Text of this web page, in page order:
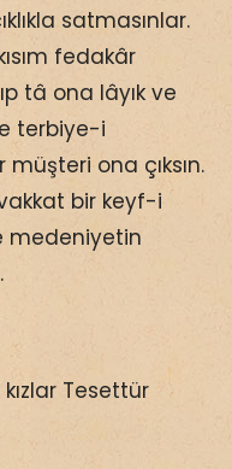
satmasınlar.
fedakâr
tâ ona lâyık ve
terbiye-i
ona çıksın.
bir keyf-i
medeniyetin
Tesettür